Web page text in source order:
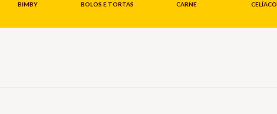
BIMBY BOLOS E TORTAS CARNE